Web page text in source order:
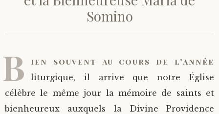
Saint Hilarion (Troïtski)
Saint Laurent de Tchernigov
Saint Nikon d’Optina
Métropolite Zénobe (Majouga)
Archimandrite Adrien (Kirsanov)
Archimandrite Andronique (Loukach)
Archimandrite Athénogène (Agapov)
Portraits
Somino
B ien souvent au cours de l’année
liturgique, il arrive que notre Église
célèbre le même jour la mémoire de saints et
bienheureux auxquels la Divine Providence